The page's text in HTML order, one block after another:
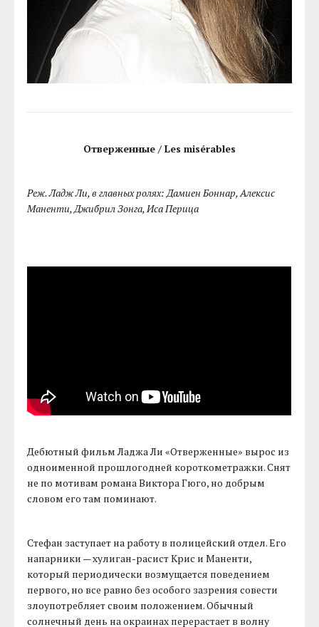
Отверженные / Les misérables
Реж. Ладж Ли, в главных ролях: Дамиен Боннар, Алексис
Маненти, Джибрил Зонга, Иса Перица
Дебютный фильм Ладжа Ли «Отверженные» вырос из
одноименной прошлогодней короткометражки. Снят
не по мотивам романа Виктора Гюго, но добрым
словом его там поминают.
Стефан заступает на работу в полицейский отдел. Его
напарники — хулиган-расист Крис и Маненти,
который периодически возмущается поведением
первого, но все равно без особого зазрения совести
злоупотребляет своим положением. Обычный
солнечный день на окраинах перерастает в волну